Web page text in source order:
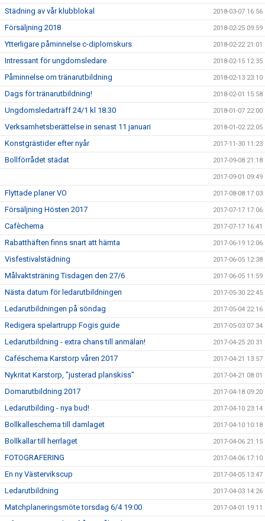
Städning av vår klubblokal 2018-03-07 16:56
Försäljning 2018 2018-02-25 09:59
Ytterligare påminnelse c-diplomskurs 2018-02-22 21:01
Intressant för ungdomsledare 2018-02-15 12:35
Påminnelse om tränarutbildning 2018-02-13 23:10
Dags för tränarutbildning! 2018-02-01 15:58
Ungdomsledarträff 24/1 kl 18.30 2018-01-07 22:00
Verksamhetsberättelse in senast 11 januari 2018-01-02 22:05
Konstgrästider efter nyår 2017-11-30 11:23
Bollförrådet städat 2017-09-08 21:18
2017-09-01 09:49
Flyttade planer VO 2017-08-08 17:03
Försäljning Hösten 2017 2017-07-17 17:06
Cafèchema 2017-07-17 16:41
Rabatthäften finns snart att hämta 2017-06-19 12:06
Visfestivalstädning 2017-06-05 12:38
Målvaktsträning Tisdagen den 27/6 2017-06-05 11:59
Nästa datum för ledarutbildningen 2017-05-30 22:45
Ledarutbildningen på söndag 2017-05-04 22:16
Redigera spelartrupp Fogis guide 2017-05-03 07:34
Ledarutbildning - extra chans till anmälan! 2017-04-25 20:31
Caféschema Karstorp våren 2017 2017-04-21 13:57
Nykritat Karstorp, "justerad planskiss" 2017-04-21 08:01
Domarutbildning 2017 2017-04-18 09:20
Ledarutbilding - nya bud! 2017-04-10 23:14
Bollkalleschema till damlaget 2017-04-10 10:18
Bollkallar till herrlaget 2017-04-06 21:15
FOTOGRAFERING 2017-04-06 17:10
En ny Västervikscup 2017-04-05 13:47
Ledarutbildning 2017-04-03 14:26
Matchplaneringsmöte torsdag 6/4 19:00 2017-04-01 19:11